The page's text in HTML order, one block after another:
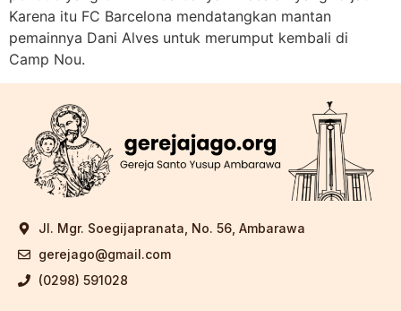
Karena itu FC Barcelona mendatangkan mantan
pemainnya Dani Alves untuk merumput kembali di
Camp Nou.
Jl. Mgr. Soegijapranata, No. 56, Ambarawa
gerejago@gmail.com
(0298) 591028